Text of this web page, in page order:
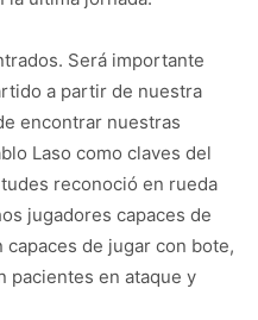
Será importante
a partir de nuestra
encontrar nuestras
Laso como claves del
reconoció en rueda
jugadores capaces de
de jugar con bote,
pacientes en ataque y